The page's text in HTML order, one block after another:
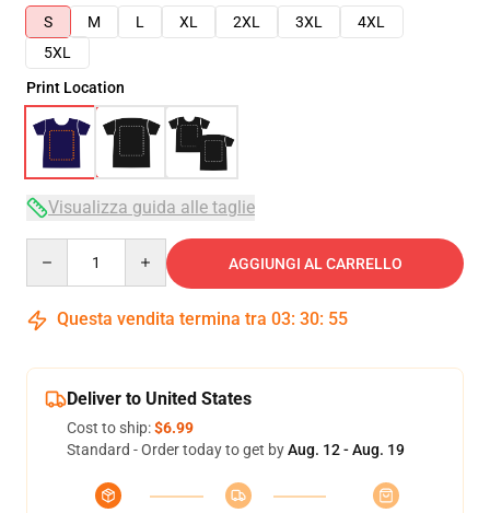
S
M L XL 2XL 3XL
4XL
5XL
Print Location
Visualizza guida alle taglie
AGGIUNGI AL CARRELLO
Questa vendita termina tra 03: 30: 54
Deliver to United States
Cost to ship:$6.99
Standard - Order today to get byAug. 12 - Aug. 19